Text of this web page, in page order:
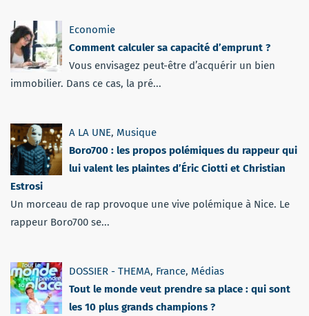
Economie
Comment calculer sa capacité d’emprunt ?
Vous envisagez peut-être d’acquérir un bien
immobilier. Dans ce cas, la pré...
A LA UNE, Musique
Boro700 : les propos polémiques du rappeur qui
lui valent les plaintes d’Éric Ciotti et Christian
Estrosi
Un morceau de rap provoque une vive polémique à Nice. Le
rappeur Boro700 se...
DOSSIER - THEMA, France, Médias
Tout le monde veut prendre sa place : qui sont
les 10 plus grands champions ?